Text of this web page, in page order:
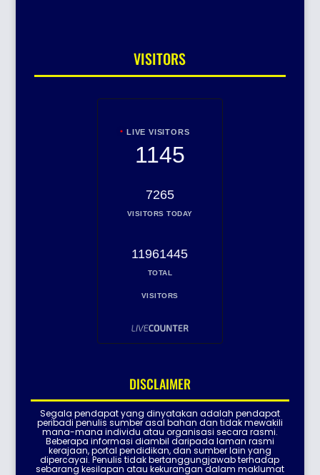
VISITORS
LIVE VISITORS
1145
7265
VISITORS TODAY
11961445
TOTAL
VISITORS
DISCLAIMER
Segala pendapat yang dinyatakan adalah pendapat
peribadi penulis sumber asal bahan dan tidak mewakili
mana-mana individu atau organisasi secara rasmi.
Beberapa informasi diambil daripada laman rasmi
kerajaan, portal pendidikan, dan sumber lain yang
dipercayai. Penulis tidak bertanggungjawab terhadap
sebarang kesilapan atau kekurangan dalam maklumat